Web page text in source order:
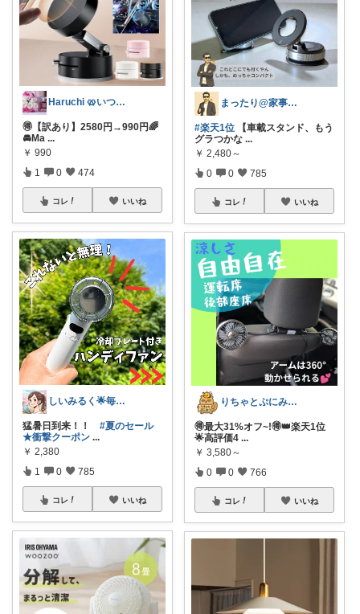
Haruchi 🥨いつもありがとう🌸
🉐【訳あり】2580円→990円🌈
🚘Ma ...
￥ 990
1 0 474
コレ いいね
しいみるく🌟毎日全力投稿🌟
猛暑日到来！！ #夏のセール
★衝撃クーポン ...
￥ 2,380
1 0 785
コレ いいね
まったり@家事ラク時短アイテム
#楽天1位 【車載スタンド、もう
グラつかな ...
￥ 2,480～
0 0 785
コレ いいね
​りちゃとぷにみつ💎
🉐最大31%オフ~!🉐👑楽天1位
🌟高評価4 ...
￥ 3,580～
0 0 766
コレ いいね